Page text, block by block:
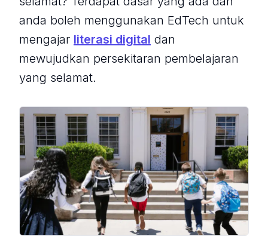
anda boleh menggunakan EdTech untuk
mengajar literasi digital dan
mewujudkan persekitaran pembelajaran
yang selamat.